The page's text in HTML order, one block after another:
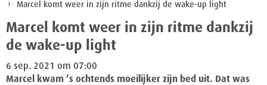
Marcel komt weer in zijn ritme dankzij de wake-up light
Marcel komt weer in zijn ritme dankzij
de wake-up light
6 sep. 2021 om 07:00
Marcel kwam ’s ochtends moeilijker zijn bed uit. Dat was
Vrije dagbestedingsplekken